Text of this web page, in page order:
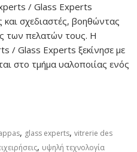
/ Glass Experts
και σχεδιαστές, βοηθώντας
των πελατών τους. Η
/ Glass Experts ξεκίνησε με
στο τμήμα υαλοποιίας ενός
, glass experts,vitrerie des
, υψηλή τεχνολογία